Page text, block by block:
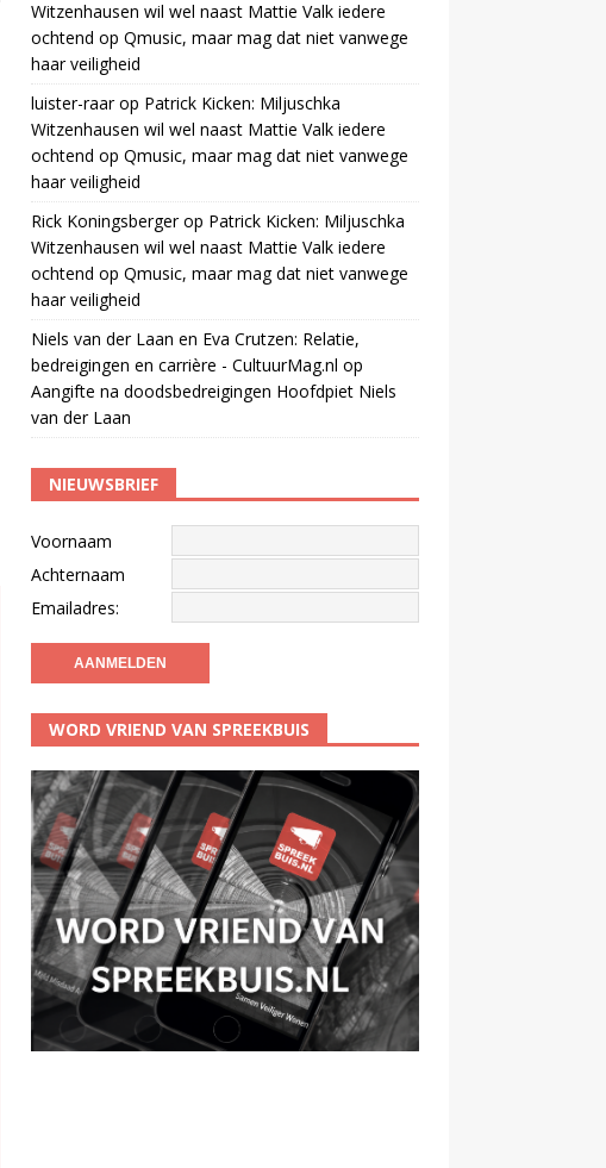
Witzenhausen wil wel naast Mattie Valk iedere
ochtend op Qmusic, maar mag dat niet vanwege
haar veiligheid
luister-raarop Patrick Kicken: Miljuschka
Witzenhausen wil wel naast Mattie Valk iedere
ochtend op Qmusic, maar mag dat niet vanwege
haar veiligheid
Rick Koningsbergerop Patrick Kicken: Miljuschka
Witzenhausen wil wel naast Mattie Valk iedere
ochtend op Qmusic, maar mag dat niet vanwege
haar veiligheid
Niels van der Laan en Eva Crutzen: Relatie,
bedreigingen en carrière - CultuurMag.nl op
Aangifte na doodsbedreigingen Hoofdpiet Niels
van der Laan
NIEUWSBRIEF
Voornaam
Achternaam
Emailadres:
WORD VRIEND VAN SPREEKBUIS